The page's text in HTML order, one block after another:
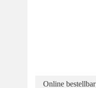
Online bestellbar